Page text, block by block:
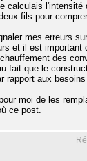
calculais
fils pour
mes erreurs
et il est important
des
fait que le
rapport aux
moi de les
ce post.